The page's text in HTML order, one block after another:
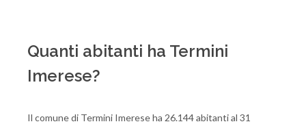
Quanti abitanti ha Termini
Imerese?
Il comune di Termini Imerese ha 26.144 abitanti al 31